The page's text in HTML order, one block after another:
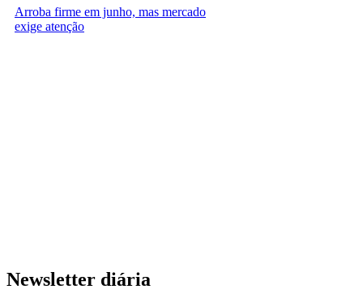
Arroba firme em junho, mas mercado
exige atenção
Newsletter diária